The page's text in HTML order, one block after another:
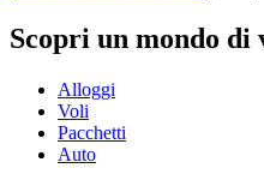
Scopri un mondo di
Alloggi
Voli
Pacchetti
Auto